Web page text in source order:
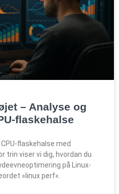
– Analyse og
flaskehalse
flaskehalse med
trin viser vi dig, hvordan du
på Linux-
»linux perf«.